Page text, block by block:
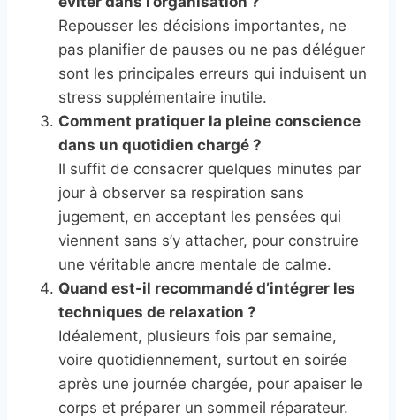
Repousser les décisions importantes, ne
pas planifier de pauses ou ne pas déléguer
sont les principales erreurs qui induisent un
stress supplémentaire inutile.
Comment pratiquer la pleine conscience
dans un quotidien chargé ?
Il suffit de consacrer quelques minutes par
jour à observer sa respiration sans
jugement, en acceptant les pensées qui
viennent sans s’y attacher, pour construire
une véritable ancre mentale de calme.
Quand est-il recommandé d’intégrer les
techniques de relaxation ?
Idéalement, plusieurs fois par semaine,
voire quotidiennement, surtout en soirée
après une journée chargée, pour apaiser le
corps et préparer un sommeil réparateur.